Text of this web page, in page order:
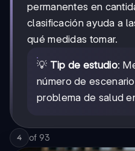
permanentes en
clasificación ayuda a
qué medidas tomar.
💡 Tip de estudio:
número de
problema de salud
4 of 93